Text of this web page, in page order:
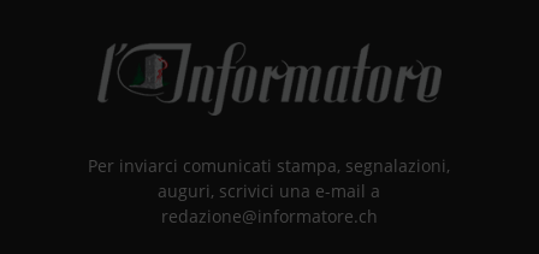
Per inviarci comunicati stampa, segnalazioni,
auguri, scrivici una e-mail a
redazione@informatore.ch